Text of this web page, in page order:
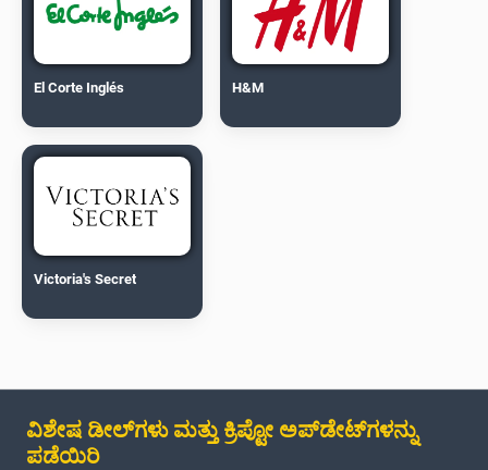
El Corte Inglés H&M
Victoria's Secret
ವಿಶೇಷ ಡೀಲ್‌ಗಳು ಮತ್ತು ಕ್ರಿಪ್ಟೋ ಅಪ್‌ಡೇಟ್‌ಗಳನ್ನು
ಪಡೆಯಿರಿ